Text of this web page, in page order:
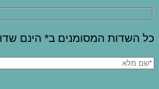
כל השדות המסומנים ב* הינם